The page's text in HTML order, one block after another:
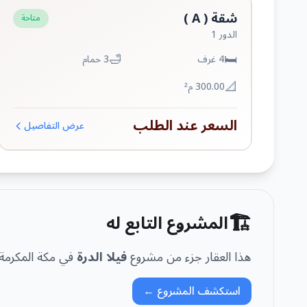
شقة ( A )
الدور 1
متاحة
🛏️
4غرف 🛁
3حمام
📐
300.00م²
السعر عند الطلب عرض التفاصيل
🏗️المشروع التابع له
هذا العقار جزء من مشروعفيلا الدرةفيمكة
استكشف المشروع ←